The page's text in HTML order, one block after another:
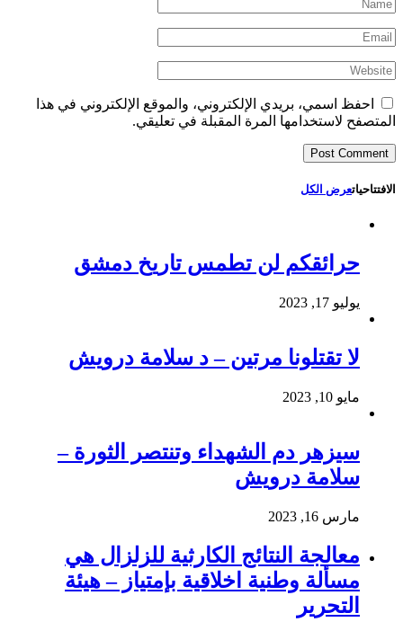
احفظ اسمي، بريدي الإلكتروني، والموقع الإلكتروني في هذا
المتصفح لاستخدامها المرة المقبلة في تعليقي.
الافتتاحياتعرض الكل
حرائقكم لن تطمس تاريخ دمشق
يوليو 17, 2023
لا تقتلونا مرتين – د سلامة درويش
مايو 10, 2023
سيزهر دم الشهداء وتنتصر الثورة –
سلامة درويش
مارس 16, 2023
معالجة النتائج الكارثية للزلزال هي
مسألة وطنية اخلاقية بإمتياز – هيئة
التحرير